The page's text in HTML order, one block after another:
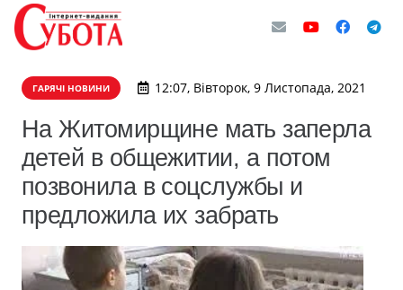
ГАРЯЧІ НОВИНИ 12:07, Вівторок, 9 Листопада, 2021
На Житомирщине мать заперла
детей в общежитии, а потом
позвонила в соцслужбы и
предложила их забрать